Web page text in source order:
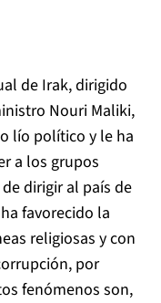
de Irak, dirigido
Nouri Maliki,
lío político y le ha
a los grupos
dirigir al país de
favorecido la
religiosas y con
por
fenómenos son,